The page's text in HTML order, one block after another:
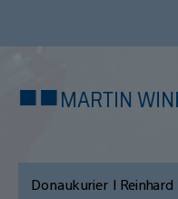
■■MARTIN
Donaukurier | Reinhard